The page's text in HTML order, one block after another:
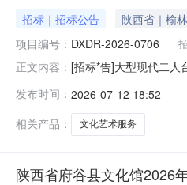
招标｜招标公告 陕西省｜榆
项目编号： DXDR-2026-0706
正文内容： [招标*告]大型现代二人
采购方式：竞争性磋
发布时间： 2026-07-12 18:52
相关产品：
文化艺术服务
陕西省府谷县文化馆2026